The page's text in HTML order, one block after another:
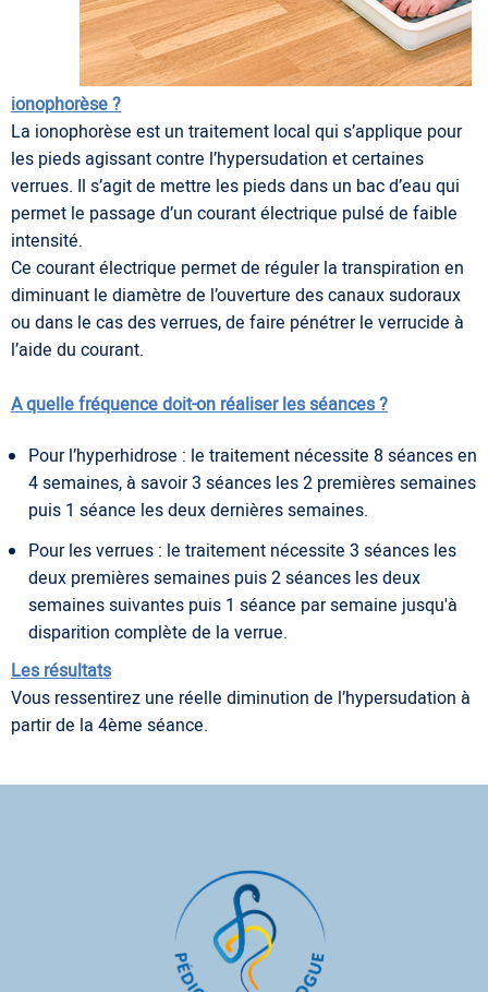
ionophorèse ?
La ionophorèse est un traitement local qui s’applique pour
les pieds agissant contre l’hypersudation et certaines
verrues. Il s’agit de mettre les pieds dans un bac d’eau qui
permet le passage d’un courant électrique pulsé de faible
intensité.
Ce courant électrique permet de réguler la transpiration en
diminuant le diamètre de l’ouverture des canaux sudoraux
ou dans le cas des verrues, de faire pénétrer le verrucide à
l’aide du courant.
A quelle fréquence doit-on réaliser les séances ?
Pour l’hyperhidrose : le traitement nécessite 8 séances en
4 semaines, à savoir 3 séances les 2 premières semaines
puis 1 séance les deux dernières semaines.
Pour les verrues : le traitement nécessite 3 séances les
deux premières semaines puis 2 séances les deux
semaines suivantes puis 1 séance par semaine jusqu'à
disparition complète de la verrue.
Les résultats
Vous ressentirez une réelle diminution de l’hypersudation à
partir de la 4ème séance.